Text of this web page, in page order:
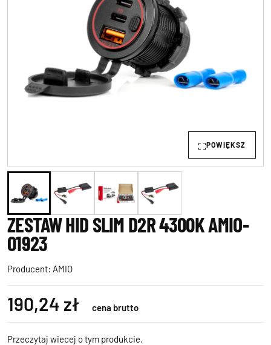
POWIĘKSZ
ZESTAW HID SLIM D2R 4300K AMIO-
01923
Producent: AMIO
190,24 zł cena brutto
Przeczytaj wiecej o tym produkcie.